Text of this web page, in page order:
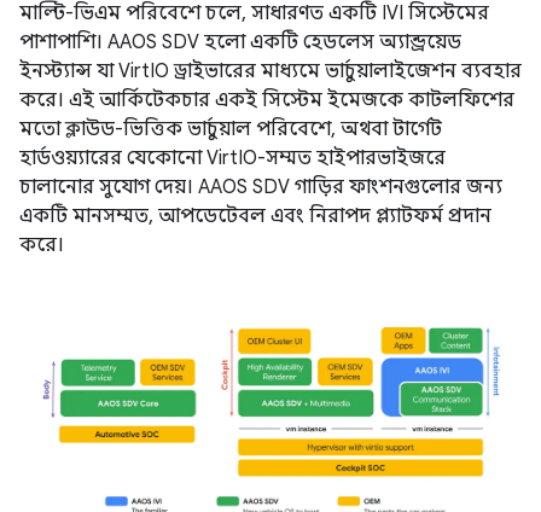
মাল্টি-ভিএম পরিবেশে চলে, সাধারণত একটি IVI সিস্টেমের
পাশাপাশি। AAOS SDV হলো একটি হেডলেস অ্যান্ড্রয়েড
ইনস্ট্যান্স যা VirtIO ড্রাইভারের মাধ্যমে ভার্চুয়ালাইজেশন ব্যবহার
করে। এই আর্কিটেকচার একই সিস্টেম ইমেজকে কাটলফিশের
মতো ক্লাউড-ভিত্তিক ভার্চুয়াল পরিবেশে, অথবা টার্গেট
হার্ডওয়্যারের যেকোনো VirtIO-সম্মত হাইপারভাইজরে
চালানোর সুযোগ দেয়। AAOS SDV গাড়ির ফাংশনগুলোর জন্য
একটি মানসম্মত, আপডেটেবল এবং নিরাপদ প্ল্যাটফর্ম প্রদান
করে।